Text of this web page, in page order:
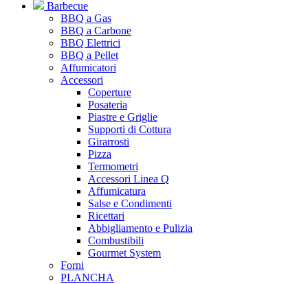
Barbecue
BBQ a Gas
BBQ a Carbone
BBQ Elettrici
BBQ a Pellet
Affumicatori
Accessori
Coperture
Posateria
Piastre e Griglie
Supporti di Cottura
Girarrosti
Pizza
Termometri
Accessori Linea Q
Affumicatura
Salse e Condimenti
Ricettari
Abbigliamento e Pulizia
Combustibili
Gourmet System
Forni
PLANCHA